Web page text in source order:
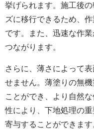
挙げられます。施工後
ズに移行できるため、
です。また、迅速な作
つながります。
さらに、薄さによって
せません。薄塗りの無
ことができ、より自然
性により、下地処理の
寄与することができます